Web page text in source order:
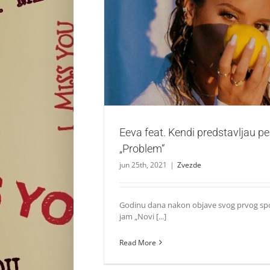
Eeva feat. Kendi predstavljau pesmu
Zvezde
Eeva feat. Kendi predstavljau
„Problem“
jun 25th, 2021 | Zvezde
Godinu dana nakon objave svog prvog
jam „Novi [...]
Read More